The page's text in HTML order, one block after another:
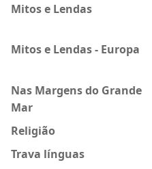
Mitos e Lendas
Mitos e Lendas - Europa
Nas Margens do Grande
Mar
Religião
Trava línguas